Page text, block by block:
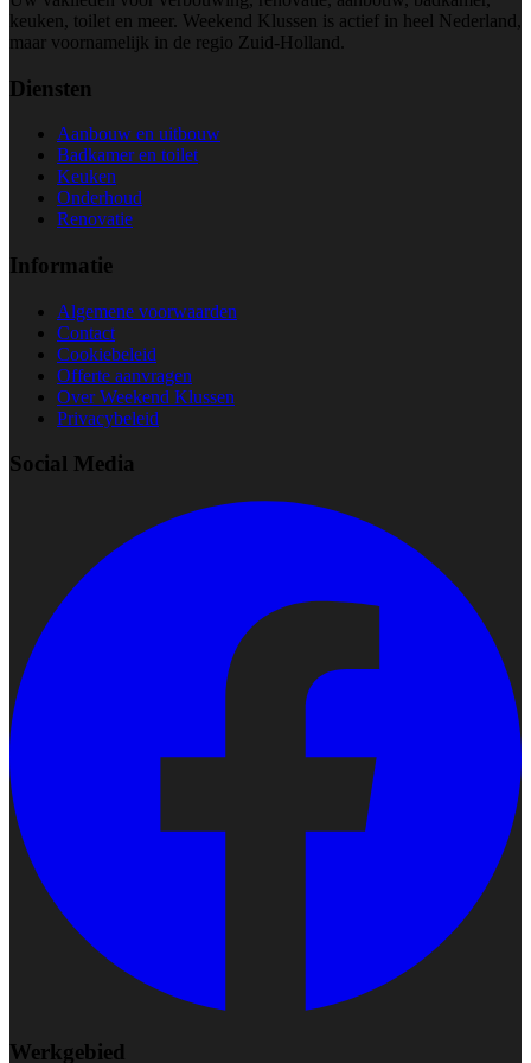
keuken, toilet en meer. Weekend Klussen is actief in heel Nederland,
maar voornamelijk in de regio Zuid-Holland.
Diensten
Aanbouw en uitbouw
Badkamer en toilet
Keuken
Onderhoud
Renovatie
Informatie
Algemene voorwaarden
Contact
Cookiebeleid
Offerte aanvragen
Over Weekend Klussen
Privacybeleid
Social Media
Werkgebied